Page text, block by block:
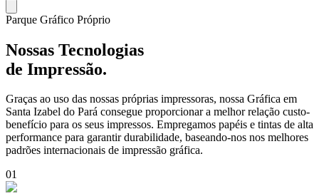
Parque Gráfico Próprio
Nossas Tecnologias
de Impressão.
Graças ao uso das nossas próprias impressoras, nossa Gráfica em
Santa Izabel do Pará consegue proporcionar a melhor relação custo-
benefício para os seus impressos. Empregamos papéis e tintas de alta
performance para garantir durabilidade, baseando-nos nos melhores
padrões internacionais de impressão gráfica.
01